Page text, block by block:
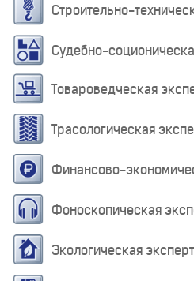
Строительно-
Судебно-
Товароведческая
Трасологическая
Финансово-
Фоноскопическая
Экологическая